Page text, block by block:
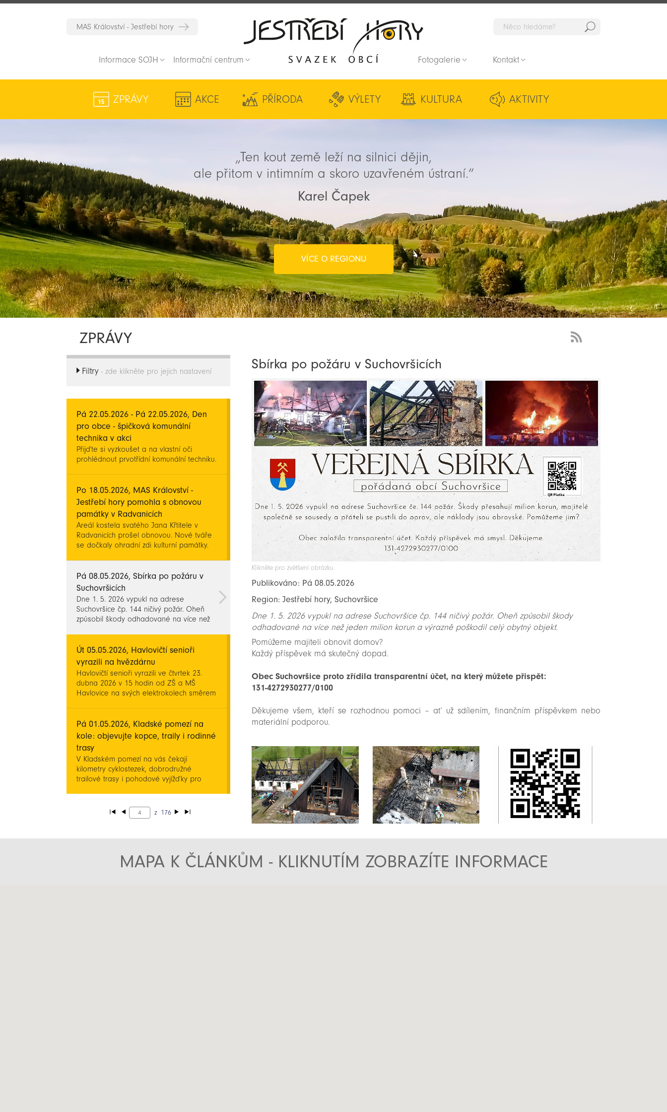
MAS Království - Jestřebí hory
Informace SOJH Informační centrum Fotogalerie Kontakt
ZPRÁVY AKCE PŘÍRODA VÝLETY KULTURA AKTIVITY
„Ten kout země leží na silnici dějin,
ale přitom v intimním a skoro uzavřeném ústraní.“
Karel Čapek
VÍCE O REGIONU
ZPRÁVY
novinky
Filtry - zde klikněte pro jejich nastavení
Pá 22.05.2026 - Pá 22.05.2026, Den
pro obce - špičková komunální
technika v akci
Přijďte si vyzkoušet a na vlastní oči
prohlédnout prvotřídní komunální techniku.
Po 18.05.2026, MAS Království -
Jestřebí hory pomohla s obnovou
památky v Radvanicích
Areál kostela svatého Jana Křtitele v
Radvanicích prošel obnovou. Nové tváře
se dočkaly ohradní zdi kulturní památky.
Pá 08.05.2026, Sbírka po požáru v
Suchovršicích
Dne 1. 5. 2026 vypukl na adrese
Suchovršice čp. 144 ničivý požár. Oheň
způsobil škody odhadované na více než
Út 05.05.2026, Havlovičtí senioři
vyrazili na hvězdárnu
Havlovičtí senioři vyrazili ve čtvrtek 23.
dubna 2026 v 15 hodin od ZŠ a MŠ
Havlovice na svých elektrokolech směrem
hvězdárny, během které se s průvodcem
podívali dalekohledem na Slunce , Měsíc
i planetu Venuši. Následně si prohlédli i
venkovní areál a dozvěděli se spoustu
zajímavostí.
Pá 01.05.2026, Kladské pomezí na
kole: objevujte kopce, traily i rodinné
trasy
V Kladském pomezí na vás čekají
kilometry cyklostezek, dobrodružné
trailové trasy i pohodové vyjížďky pro
náš region má něco pro každého.
z 176
Sbírka po požáru v Suchovršicích
Klikněte pro zvětšení obrázku.
Publikováno: Pá 08.05.2026
Region: Jestřebí hory, Suchovršice
Dne 1. 5. 2026 vypukl na adrese Suchovršice čp. 144 ničivý požár. Oheň způsobil škody
odhadované na více než jeden milion korun a výrazně poškodil celý obytný objekt.
Pomůžeme majiteli obnovit domov?
Každý příspěvek má skutečný dopad.
Obec Suchovršice proto zřídila transparentní účet, na který můžete přispět:
131-4272930277/0100
Děkujeme všem, kteří se rozhodnou pomoci – ať už sdílením, finančním příspěvkem nebo
materiální podporou.
MAPA K ČLÁNKŮM - KLIKNUTÍM ZOBRAZÍTE INFORMACE